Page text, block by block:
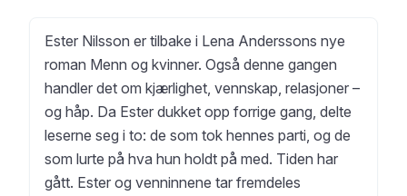
Ester Nilsson er tilbake i Lena Anderssons nye
roman Menn og kvinner. Også denne gangen
handler det om kjærlighet, vennskap, relasjoner –
og håp. Da Ester dukket opp forrige gang, delte
leserne seg i to: de som tok hennes parti, og de
som lurte på hva hun holdt på med. Tiden har
gått. Ester og venninnene tar fremdeles